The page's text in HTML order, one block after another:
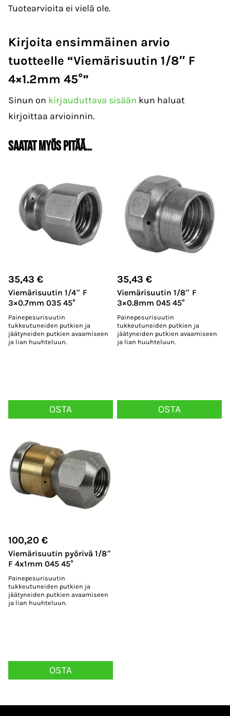
Tuotearvioita ei vielä ole.
Kirjoita ensimmäinen arvio
tuotteelle “Viemärisuutin 1/8″ F
4×1.2mm 45°”
Sinun on kirjauduttava sisään kun haluat
kirjoittaa arvioinnin.
Saatat myös pitää…
35,43 €
Viemärisuutin 1/4″ F
3×0.7mm 035 45°
Painepesurisuutin
tukkeutuneiden putkien ja
jäätyneiden putkien avaamiseen
ja lian huuhteluun.
OSTA
35,43 €
Viemärisuutin 1/8″ F
3×0.8mm 045 45°
Painepesurisuutin
tukkeutuneiden putkien ja
jäätyneiden putkien avaamiseen
ja lian huuhteluun.
OSTA
100,20 €
Viemärisuutin pyörivä 1/8″
F 4x1mm 045 45°
Painepesurisuutin
tukkeutuneiden putkien ja
jäätyneiden putkien avaamiseen
ja lian huuhteluun.
OSTA